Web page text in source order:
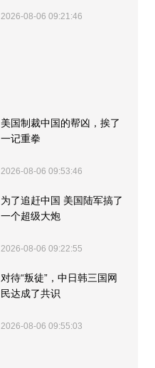
2026-08-06 09:21:46
美国制裁中国的帮凶，挨了
一记重拳
2026-08-06 09:53:46
为了追赶中国 美国陆军搞了
一个超级大炮
2026-08-06 09:22:55
对待“叛徒”，中日韩三国网
民达成了共识
2026-08-06 09:55:03